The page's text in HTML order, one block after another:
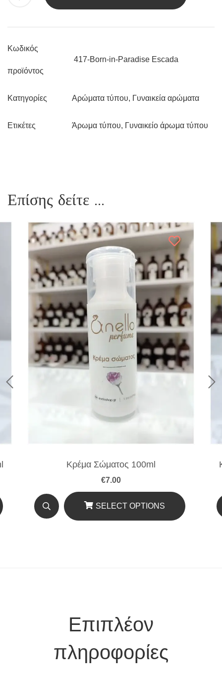
ESCADA
Κωδικός
προϊόντος
417-Born-in-Paradise Escada
Κατηγορίες Αρώματα τύπου, Γυναικεία αρώματα
Ετικέτες Άρωμα τύπου, Γυναικείο άρωμα τύπου
Επίσης δείτε ...
Κρέμα Σώματος 100ml
€7.00
SELECT OPTIONS
Επιπλέον
πληροφορίες